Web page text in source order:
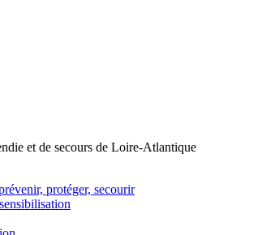
et de secours de Loire-Atlantique
protéger, secourir